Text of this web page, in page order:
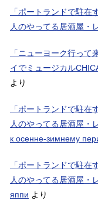
「ポートランドで駐在
人のやってる居酒屋・
「ニューヨーク行って
イでミュージカル
より
「ポートランドで駐在
人のやってる居酒屋・
к осенне-зимнему
「ポートランドで駐在
人のやってる居酒屋・
яппи より